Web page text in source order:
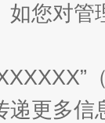
如您对
递更多